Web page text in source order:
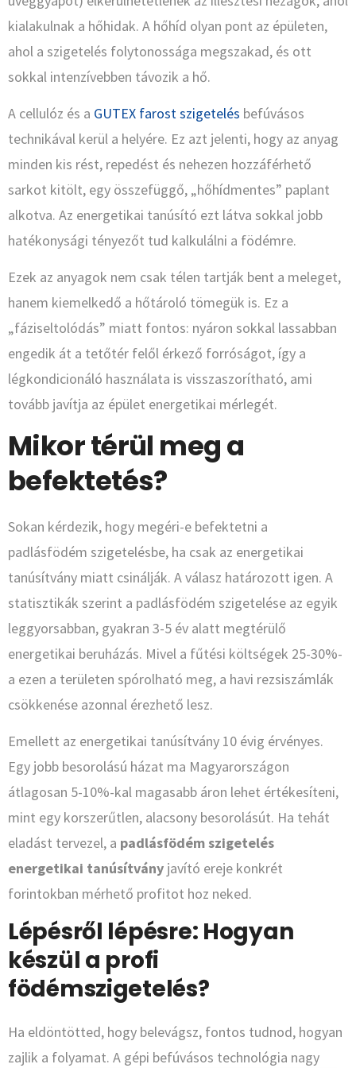
kialakulnak a hőhidak. A hőhíd olyan pont az épületen,
ahol a szigetelés folytonossága megszakad, és ott
sokkal intenzívebben távozik a hő.
A cellulóz és a GUTEX farost szigetelés befúvásos
technikával kerül a helyére. Ez azt jelenti, hogy az anyag
minden kis rést, repedést és nehezen hozzáférhető
sarkot kitölt, egy összefüggő, „hőhídmentes” paplant
alkotva. Az energetikai tanúsító ezt látva sokkal jobb
hatékonysági tényezőt tud kalkulálni a födémre.
Ezek az anyagok nem csak télen tartják bent a meleget,
hanem kiemelkedő a hőtároló tömegük is. Ez a
„fáziseltolódás” miatt fontos: nyáron sokkal lassabban
engedik át a tetőtér felől érkező forróságot, így a
légkondicionáló használata is visszaszorítható, ami
tovább javítja az épület energetikai mérlegét.
Mikor térül meg a
befektetés?
Sokan kérdezik, hogy megéri-e befektetni a
padlásfödém szigetelésbe, ha csak az energetikai
tanúsítvány miatt csinálják. A válasz határozott igen. A
statisztikák szerint a padlásfödém szigetelése az egyik
leggyorsabban, gyakran 3-5 év alatt megtérülő
energetikai beruházás. Mivel a fűtési költségek 25-30%-
a ezen a területen spórolható meg, a havi rezsiszámlák
csökkenése azonnal érezhető lesz.
Emellett az energetikai tanúsítvány 10 évig érvényes.
Egy jobb besorolású házat ma Magyarországon
átlagosan 5-10%-kal magasabb áron lehet értékesíteni,
mint egy korszerűtlen, alacsony besorolásút. Ha tehát
eladást tervezel, a padlásfödém szigetelés
energetikai tanúsítvány javító ereje konkrét
forintokban mérhető profitot hoz neked.
Lépésről lépésre: Hogyan
készül a profi
födémszigetelés?
Ha eldöntötted, hogy belevágsz, fontos tudnod, hogyan
zajlik a folyamat. A gépi befúvásos technológia nagy